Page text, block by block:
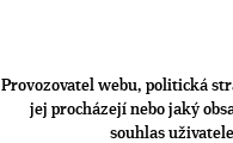
Provozovatel webu, politická
jej procházejí nebo jaký
souhlas